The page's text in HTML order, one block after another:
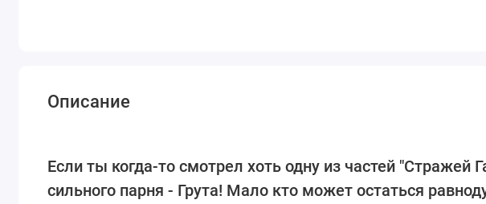
Описание
Если ты когда-то смотрел хоть одну из частей "Стражей
сильного парня - Грута! Мало кто может остаться